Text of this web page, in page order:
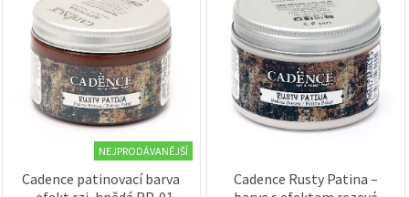
NEJPRODÁVANĚJŠÍ
Cadence patinovací barva
Cadence Rusty Patina –